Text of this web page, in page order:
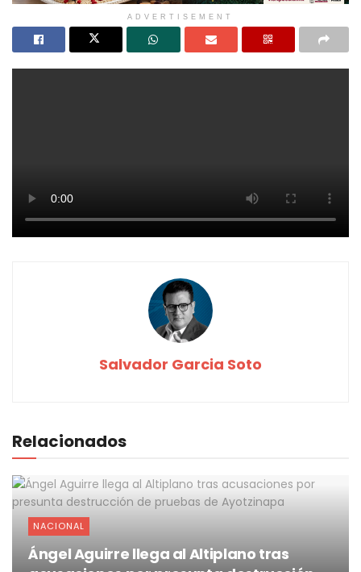
ADVERTISEMENT
Salvador Garcia Soto
Relacionados
NACIONAL
Ángel Aguirre llega al Altiplano tras